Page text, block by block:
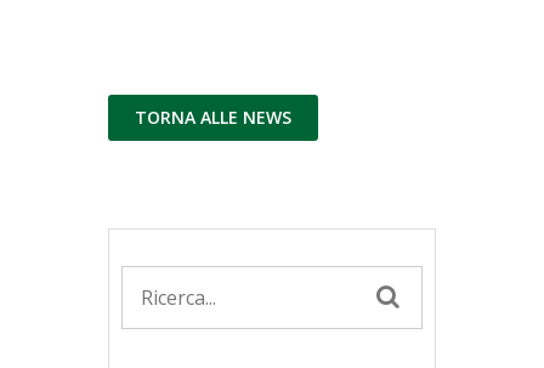
TORNA ALLE NEWS